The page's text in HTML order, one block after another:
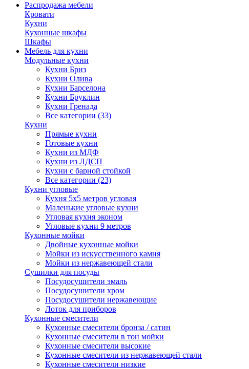
Распродажа мебели
Кровати
Кухни
Кухонные шкафы
Шкафы
Мебель для кухни
Модульные кухни
Кухни Бриз
Кухни Олива
Кухни Барселона
Кухни Бруклин
Кухни Гренада
Все категории (33)
Кухни
Прямые кухни
Готовые кухни
Кухни из МДФ
Кухни из ЛДСП
Кухни с барной стойкой
Все категории (23)
Кухни угловые
Кухня 5х5 метров угловая
Маленькие угловые кухни
Угловая кухня эконом
Угловые кухни 9 метров
Кухонные мойки
Двойные кухонные мойки
Мойки из искусственного камня
Мойки из нержавеющей стали
Сушилки для посуды
Посудосушители эмаль
Посудосушители хром
Посудосушители нержавеющие
Лоток для приборов
Кухонные смесители
Кухонные смесители бронза / сатин
Кухонные смесители в тон мойки
Кухонные смесители высокие
Кухонные смесители из нержавеющей стали
Кухонные смесители низкие